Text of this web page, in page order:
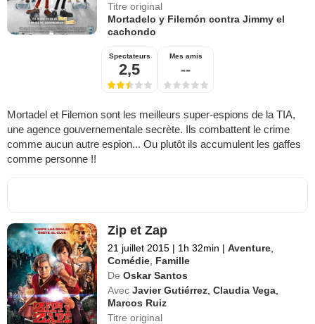
Titre original
Mortadelo y Filemón contra Jimmy el
cachondo
Spectateurs
2,5
Mes amis
--
Mortadel et Filemon sont les meilleurs super-espions de la TIA,
une agence gouvernementale secrète. Ils combattent le crime
comme aucun autre espion... Ou plutôt ils accumulent les gaffes
comme personne !!
Zip et Zap
21 juillet 2015 | 1h 32min | Aventure
Comédie Famille
De Oskar Santos
Avec Javier Gutiérrez ,Claudia Vega
Marcos Ruiz
Titre original